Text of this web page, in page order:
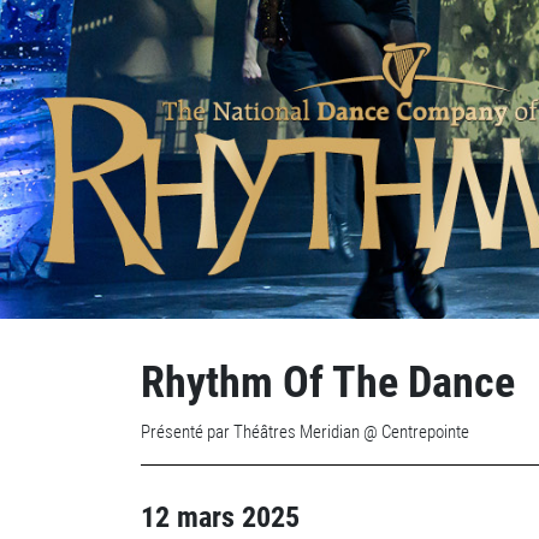
Rhythm Of The Dance
Présenté par Théâtres Meridian @ Centrepointe
12 mars 2025